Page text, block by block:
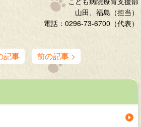
山田、福島（担当）
電話：0296-73-6700（代表）
記事 前の記事 >